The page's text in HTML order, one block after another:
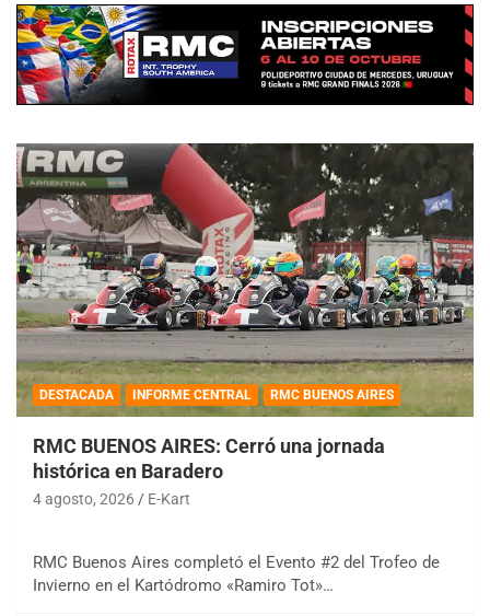
DESTACADA INFORME CENTRAL RMC BUENOS AIRES
RMC BUENOS AIRES: Cerró una jornada
histórica en Baradero
4 agosto, 2026 E-Kart
RMC Buenos Aires completó el Evento #2 del Trofeo de
Invierno en el Kartódromo «Ramiro Tot»…